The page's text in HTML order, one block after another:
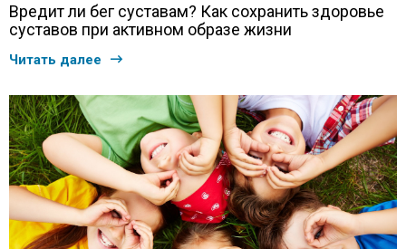
Вредит ли бег суставам? Как сохранить здоровье
суставов при активном образе жизни
Читать далее